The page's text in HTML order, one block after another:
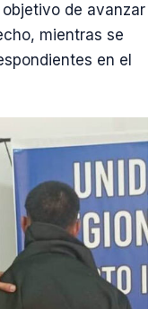
de avanzar
mientras se
en el